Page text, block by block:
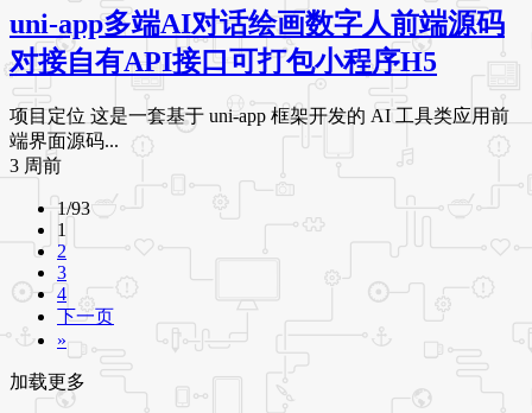
uni-app多端AI对话绘画数字人前端源码
对接自有API接口可打包小程序H5
项目定位 这是一套基于 uni-app 框架开发的 AI 工具类应用前
端界面源码...
3 周前
1/93
1
2
3
4
下一页
»
加载更多